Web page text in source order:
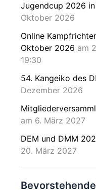
Jugendcup 2026
Oktober 2026
Online
Oktober 2026 am
19:30
54. Kangeiko des
Dezember 2026
am 6. März 2027
DEM und DMM
20. März 2027